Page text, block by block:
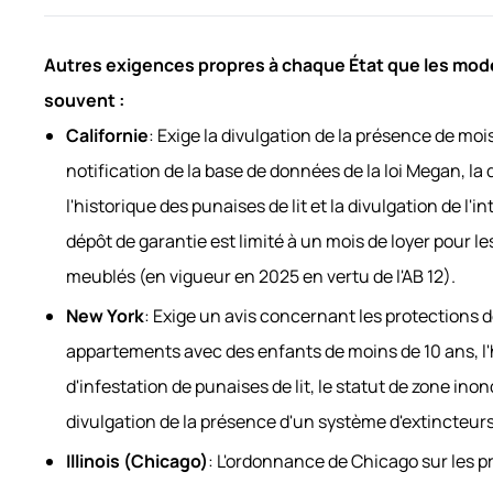
Autres exigences propres à chaque État que les
souvent :
Californie: Exige la divulgation de la présence de
notification de la base de données de la loi Megan, la
l'historique des punaises de lit et la divulgation de
dépôt de garantie est limité à un mois de loyer pour
meublés (en vigueur en 2025 en vertu de l'AB 12).
New York: Exige un avis concernant les protections
appartements avec des enfants de moins de 10 ans,
d'infestation de punaises de lit, le statut de zone
divulgation de la présence d'un système
Illinois (Chicago): L'ordonnance de Chicago sur les